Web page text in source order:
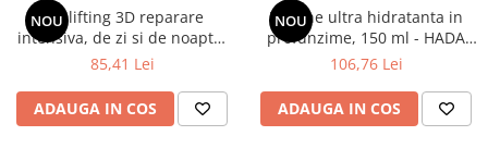
Masti pentru fata
Cosmetice barbati
NOU
Ser lifting 3D reparare
intensiva, de zi si de noapte,
85,41 Lei
ADAUGA IN COS
NOU
Lotiune ultra hidratanta in
profunzime, 150 ml - HADA
LABO TOKYO PREMIUM
106,76 Lei
ADAUGA IN COS